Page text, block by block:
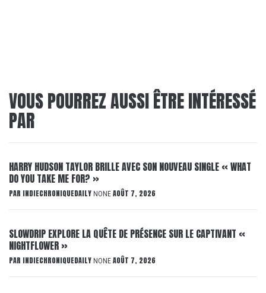
VOUS POURREZ AUSSI ÊTRE INTÉRESSÉ
PAR
HARRY HUDSON TAYLOR BRILLE AVEC SON NOUVEAU SINGLE « WHAT
DO YOU TAKE ME FOR? »
PAR INDIECHRONIQUEDAILY NONE AOÛT 7, 2026
SLOWDRIP EXPLORE LA QUÊTE DE PRÉSENCE SUR LE CAPTIVANT «
NIGHTFLOWER »
PAR INDIECHRONIQUEDAILY NONE AOÛT 7, 2026